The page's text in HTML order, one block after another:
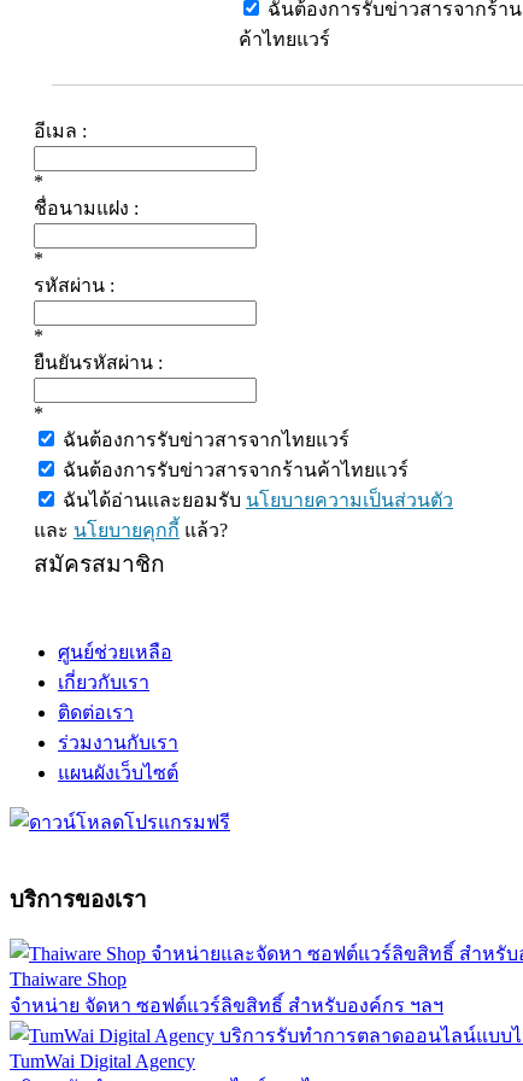
ฉันต้องการรับข่าวสารจากร้าน
ค้าไทยแวร์
อีเมล :
*
ชื่อนามแฝง :
*
รหัสผ่าน :
*
ยืนยันรหัสผ่าน :
*
ฉันต้องการรับข่าวสารจากไทยแวร์
ฉันต้องการรับข่าวสารจากร้านค้าไทยแวร์
ฉันได้อ่านและยอมรับ นโยบายความเป็นส่วนตัว
และ นโยบายคุกกี้ แล้ว?
สมัครสมาชิก
ศูนย์ช่วยเหลือ
เกี่ยวกับเรา
ติดต่อเรา
ร่วมงานกับเรา
แผนผังเว็บไซต์
บริการของเรา
Thaiware Shop
จำหน่าย จัดหา ซอฟต์แวร์ลิขสิทธิ์ สำหรับองค์กร ฯลฯ
TumWai Digital Agency